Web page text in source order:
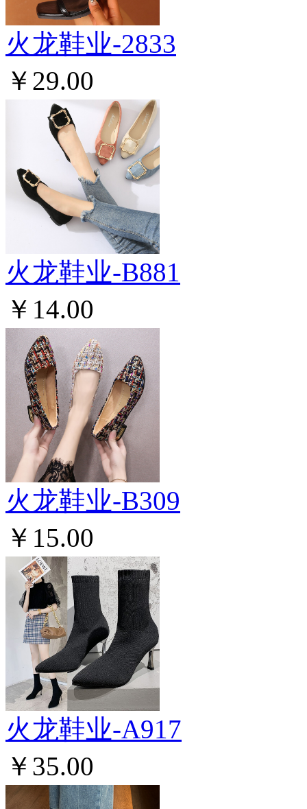
火龙鞋业-2833
￥29.00
火龙鞋业-B881
￥14.00
火龙鞋业-B309
￥15.00
火龙鞋业-A917
￥35.00